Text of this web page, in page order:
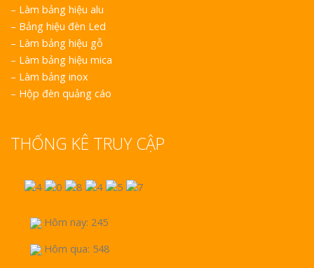
– Làm bảng hiệu alu
– Bảng hiệu đèn Led
– Làm bảng hiệu gỗ
– Làm bảng hiệu mica
– Làm bảng inox
– Hộp đèn quảng cáo
THỐNG KÊ TRUY CẬP
Hôm nay: 245
Hôm qua: 548